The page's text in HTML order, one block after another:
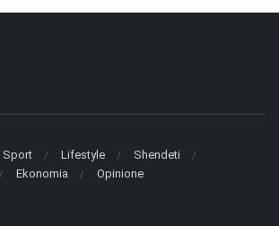
Sport Lifestyle
Shendeti
Ekonomia Opinione